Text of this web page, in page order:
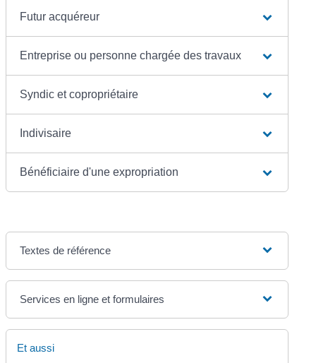
Futur acquéreur
Entreprise ou personne chargée des travaux
Syndic et copropriétaire
Indivisaire
Bénéficiaire d'une expropriation
Textes de référence
Services en ligne et formulaires
Et aussi